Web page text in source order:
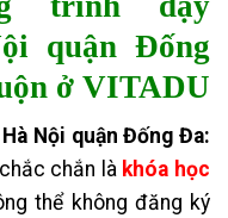
quận Đống
ở VITADU
Nội quận Đống Đa:
chắn là khóa học
thể không đăng ký